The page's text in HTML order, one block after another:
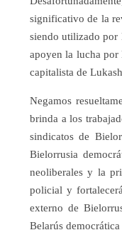
significativo de la
siendo utilizado por
apoyen la lucha por
capitalista de
Negamos
brinda a los
sindicatos de
Bielorrusia
neoliberales y la
policial y
externo de
Belarús